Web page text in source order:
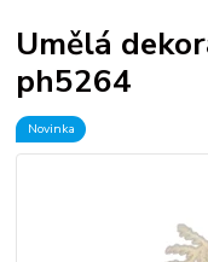
Umělá
ph5264
Novinka